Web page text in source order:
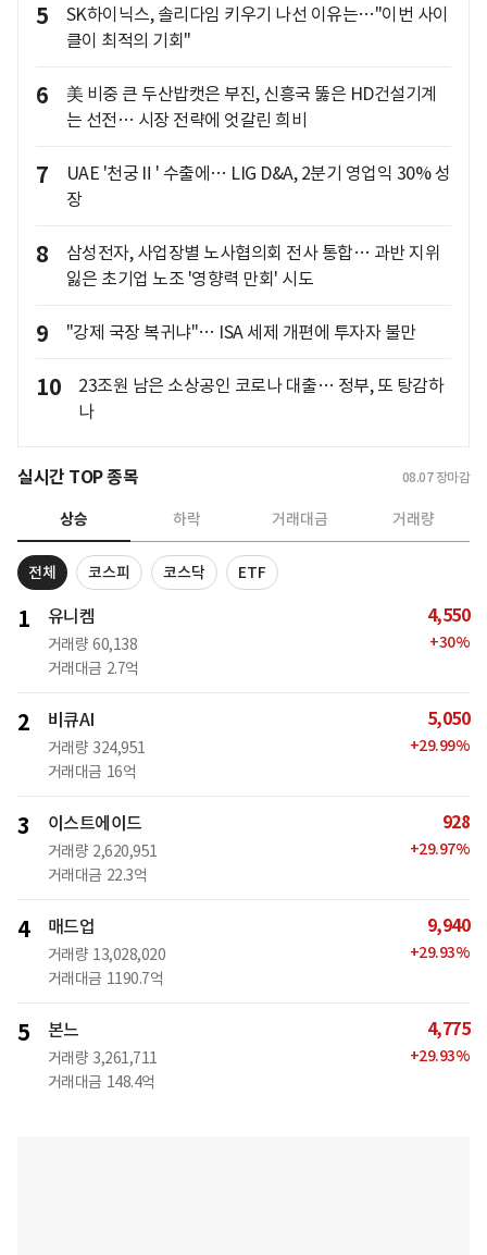
5
SK하이닉스, 솔리다임 키우기 나선 이유는…"이번 사이
클이 최적의 기회"
6
美 비중 큰 두산밥캣은 부진, 신흥국 뚫은 HD건설기계
는 선전… 시장 전략에 엇갈린 희비
7
UAE '천궁Ⅱ' 수출에… LIG D&A, 2분기 영업익 30% 성
장
8
삼성전자, 사업장별 노사협의회 전사 통합… 과반 지위
잃은 초기업 노조 '영향력 만회' 시도
9 "강제 국장 복귀냐"… ISA 세제 개편에 투자자 불만
10
23조원 남은 소상공인 코로나 대출… 정부, 또 탕감하
나
실시간 TOP 종목 08.07 장마감
상승 하락 거래대금 거래량
전체 코스피 코스닥 ETF
1 유니켐
거래량 60,138
거래대금 2.7억
4,550
+30%
2 비큐AI
거래량 324,951
거래대금 16억
5,050
+29.99%
3 이스트에이드
거래량 2,620,951
거래대금 22.3억
928
+29.97%
4 매드업
거래량 13,028,020
거래대금 1190.7억
9,940
+29.93%
5 본느
거래량 3,261,711
거래대금 148.4억
4,775
+29.93%